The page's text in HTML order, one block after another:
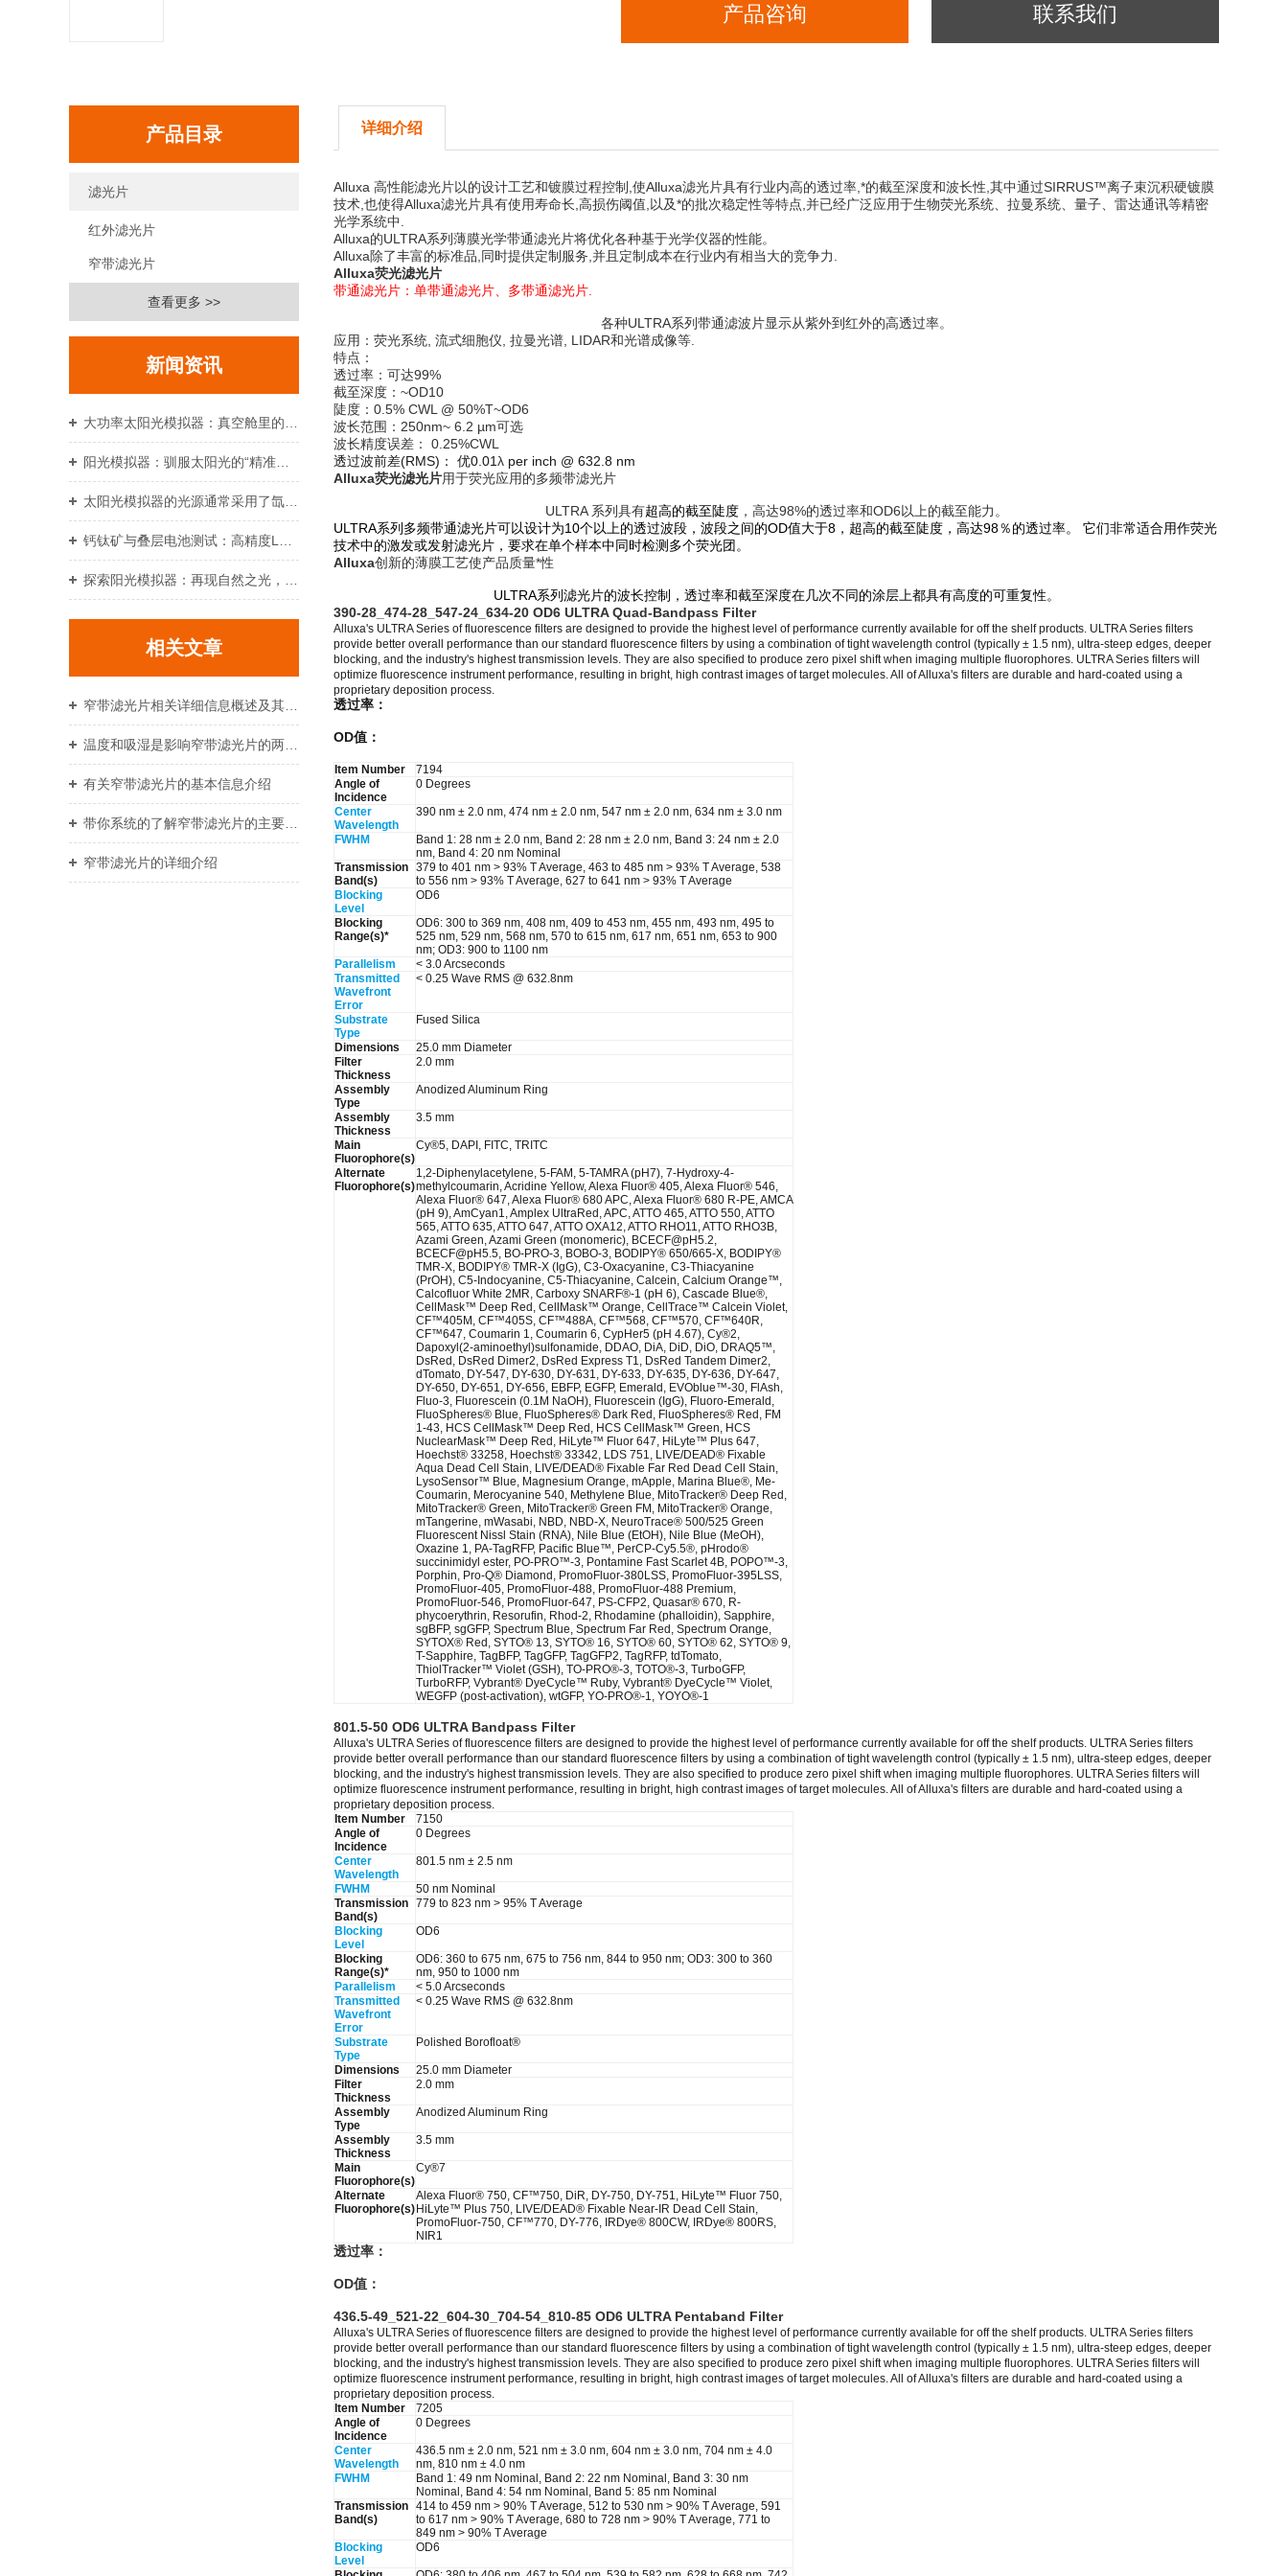
产品咨询 联系我们
产品目录
滤光片
红外滤光片
窄带滤光片
查看更多 >>
新闻资讯
相关文章
有关窄带滤光片的基本信息介绍
窄带滤光片的详细介绍
详细介绍
Alluxa 高性能滤光片以的设计工艺和镀膜过程控制,使Alluxa滤光片具有行业内高的透过率,*的截至深度和波长性,其中通过SIRRUS™离子束沉积硬镀膜
技术,也使得Alluxa滤光片具有使用寿命长,高损伤阈值,以及*的批次稳定性等特点,并已经广泛应用于生物荧光系统、拉曼系统、量子、雷达通讯等精密
光学系统中.
Alluxa的ULTRA系列薄膜光学带通滤光片将优化各种基于光学仪器的性能。
Alluxa除了丰富的标准品,同时提供定制服务,并且定制成本在行业内有相当大的竞争力.
Alluxa荧光滤光片
带通滤光片 ：单带通滤光片、多带通滤光片
各种ULTRA系列带通滤波片显示从紫外到红外的高透过率。
应用：荧光系统, 流式细胞仪, 拉曼光谱, LIDAR和光谱成像等.
特点：
透过率：可达99%
截至深度：~OD10
陡度：0.5% CWL @ 50%T~OD6
波长范围：250nm~ 6.2 µm可选
波长精度误差： 0.25%CWL
透过波前差(RMS)： 优0.01λ per inch @ 632.8 nm
Alluxa荧光滤光片用于荧光应用的多频带滤光片
ULTRA 系列具有超高的截至陡度，高达98%的透过率和OD6以上的截至能力。
ULTRA系列多频带通滤光片可以设计为10个以上的透过波段，波段之间的OD值大于8，超高的截至陡度，高达98％的透过率。 它们非常适合用作荧光
技术中的激发或发射滤光片，要求在单个样本中同时检测多个荧光团。
Alluxa创新的薄膜工艺使产品质量*性
ULTRA系列滤光片的波长控制，透过率和截至深度在几次不同的涂层上都具有高度的可重复性。
390-28_474-28_547-24_634-20 OD6 ULTRA Quad-Bandpass Filter
Alluxa's ULTRA Series of fluorescence filters are designed to provide the highest level of performance currently available for off the shelf products. ULTRA Series filters
provide better overall performance than our standard fluorescence filters by using a combination of tight wavelength control (typically ± 1.5 nm), ultra-steep edges, deeper
blocking, and the industry's highest transmission levels. They are also specified to produce zero pixel shift when imaging multiple fluorophores. ULTRA Series filters will
optimize fluorescence instrument performance, resulting in bright, high contrast images of target molecules. All of Alluxa's filters are durable and hard-coated using a
proprietary deposition process.
透过率：
OD值：
Item Number
7194
Angle of
Incidence
0 Degrees
Center
Wavelength
390 nm ± 2.0 nm, 474 nm ± 2.0 nm, 547 nm ± 2.0 nm, 634 nm ± 3.0 nm
FWHM
Band 1: 28 nm ± 2.0 nm, Band 2: 28 nm ± 2.0 nm, Band 3: 24 nm ± 2.0
nm, Band 4: 20 nm Nominal
Transmission
Band(s)
379 to 401 nm > 93% T Average, 463 to 485 nm > 93% T Average, 538
to 556 nm > 93% T Average, 627 to 641 nm > 93% T Average
Blocking
Level
OD6
Blocking
Range(s)*
OD6: 300 to 369 nm, 408 nm, 409 to 453 nm, 455 nm, 493 nm, 495 to
525 nm, 529 nm, 568 nm, 570 to 615 nm, 617 nm, 651 nm, 653 to 900
nm; OD3: 900 to 1100 nm
Parallelism
< 3.0 Arcseconds
Transmitted
Wavefront
Error
< 0.25 Wave RMS @ 632.8nm
Substrate
Type
Fused Silica
Dimensions
25.0 mm Diameter
Filter
Thickness
2.0 mm
Assembly
Type
Anodized Aluminum Ring
Assembly
Thickness
3.5 mm
Main
Fluorophore(s)
Cy®5, DAPI, FITC, TRITC
Alternate
Fluorophore(s)
1,2-Diphenylacetylene, 5-FAM, 5-TAMRA (pH7), 7-Hydroxy-4-
methylcoumarin, Acridine Yellow, Alexa Fluor® 405, Alexa Fluor® 546,
Alexa Fluor® 647, Alexa Fluor® 680 APC, Alexa Fluor® 680 R-PE, AMCA
(pH 9), AmCyan1, Amplex UltraRed, APC, ATTO 465, ATTO 550, ATTO
565, ATTO 635, ATTO 647, ATTO OXA12, ATTO RHO11, ATTO RHO3B,
Azami Green, Azami Green (monomeric), BCECF@pH5.2,
BCECF@pH5.5, BO-PRO-3, BOBO-3, BODIPY® 650/665-X, BODIPY®
TMR-X, BODIPY® TMR-X (IgG), C3-Oxacyanine, C3-Thiacyanine
(PrOH), C5-Indocyanine, C5-Thiacyanine, Calcein, Calcium Orange™,
Calcofluor White 2MR, Carboxy SNARF®-1 (pH 6), Cascade Blue®,
CellMask™ Deep Red, CellMask™ Orange, CellTrace™ Calcein Violet,
CF™405M, CF™405S, CF™488A, CF™568, CF™570, CF™640R,
CF™647, Coumarin 1, Coumarin 6, CypHer5 (pH 4.67), Cy®2,
Dapoxyl(2-aminoethyl)sulfonamide, DDAO, DiA, DiD, DiO, DRAQ5™,
DsRed, DsRed Dimer2, DsRed Express T1, DsRed Tandem Dimer2,
dTomato, DY-547, DY-630, DY-631, DY-633, DY-635, DY-636, DY-647,
DY-650, DY-651, DY-656, EBFP, EGFP, Emerald, EVOblue™-30, FlAsh,
Fluo-3, Fluorescein (0.1M NaOH), Fluorescein (IgG), Fluoro-Emerald,
FluoSpheres® Blue, FluoSpheres® Dark Red, FluoSpheres® Red, FM
1-43, HCS CellMask™ Deep Red, HCS CellMask™ Green, HCS
NuclearMask™ Deep Red, HiLyte™ Fluor 647, HiLyte™ Plus 647,
Hoechst® 33258, Hoechst® 33342, LDS 751, LIVE/DEAD® Fixable
Aqua Dead Cell Stain, LIVE/DEAD® Fixable Far Red Dead Cell Stain,
LysoSensor™ Blue, Magnesium Orange, mApple, Marina Blue®, Me-
Coumarin, Merocyanine 540, Methylene Blue, MitoTracker® Deep Red,
MitoTracker® Green, MitoTracker® Green FM, MitoTracker® Orange,
mTangerine, mWasabi, NBD, NBD-X, NeuroTrace® 500/525 Green
Fluorescent Nissl Stain (RNA), Nile Blue (EtOH), Nile Blue (MeOH),
Oxazine 1, PA-TagRFP, Pacific Blue™, PerCP-Cy5.5®, pHrodo®
succinimidyl ester, PO-PRO™-3, Pontamine Fast Scarlet 4B, POPO™-3,
Porphin, Pro-Q® Diamond, PromoFluor-380LSS, PromoFluor-395LSS,
PromoFluor-405, PromoFluor-488, PromoFluor-488 Premium,
PromoFluor-546, PromoFluor-647, PS-CFP2, Quasar® 670, R-
phycoerythrin, Resorufin, Rhod-2, Rhodamine (phalloidin), Sapphire,
sgBFP, sgGFP, Spectrum Blue, Spectrum Far Red, Spectrum Orange,
SYTOX® Red, SYTO® 13, SYTO® 16, SYTO® 60, SYTO® 62, SYTO® 9,
T-Sapphire, TagBFP, TagGFP, TagGFP2, TagRFP, tdTomato,
ThiolTracker™ Violet (GSH), TO-PRO®-3, TOTO®-3, TurboGFP,
TurboRFP, Vybrant® DyeCycle™ Ruby, Vybrant® DyeCycle™ Violet,
WEGFP (post-activation), wtGFP, YO-PRO®-1, YOYO®-1
801.5-50 OD6 ULTRA Bandpass Filter
Alluxa's ULTRA Series of fluorescence filters are designed to provide the highest level of performance currently available for off the shelf products. ULTRA Series filters
provide better overall performance than our standard fluorescence filters by using a combination of tight wavelength control (typically ± 1.5 nm), ultra-steep edges, deeper
blocking, and the industry's highest transmission levels. They are also specified to produce zero pixel shift when imaging multiple fluorophores. ULTRA Series filters will
optimize fluorescence instrument performance, resulting in bright, high contrast images of target molecules. All of Alluxa's filters are durable and hard-coated using a
proprietary deposition process.
Item Number
7150
Angle of
Incidence
0 Degrees
Center
Wavelength
801.5 nm ± 2.5 nm
FWHM
50 nm Nominal
Transmission
Band(s)
779 to 823 nm > 95% T Average
Blocking
Level
OD6
Blocking
Range(s)*
OD6: 360 to 675 nm, 675 to 756 nm, 844 to 950 nm; OD3: 300 to 360
nm, 950 to 1000 nm
Parallelism
< 5.0 Arcseconds
Transmitted
Wavefront
Error
< 0.25 Wave RMS @ 632.8nm
Substrate
Type
Polished Borofloat®
Dimensions
25.0 mm Diameter
Filter
Thickness
2.0 mm
Assembly
Type
Anodized Aluminum Ring
Assembly
Thickness
3.5 mm
Main
Fluorophore(s)
Cy®7
Alternate
Fluorophore(s)
Alexa Fluor® 750, CF™750, DiR, DY-750, DY-751, HiLyte™ Fluor 750,
HiLyte™ Plus 750, LIVE/DEAD® Fixable Near-IR Dead Cell Stain,
PromoFluor-750, CF™770, DY-776, IRDye® 800CW, IRDye® 800RS,
NIR1
透过率：
OD值：
436.5-49_521-22_604-30_704-54_810-85 OD6 ULTRA Pentaband Filter
Alluxa's ULTRA Series of fluorescence filters are designed to provide the highest level of performance currently available for off the shelf products. ULTRA Series filters
provide better overall performance than our standard fluorescence filters by using a combination of tight wavelength control (typically ± 1.5 nm), ultra-steep edges, deeper
blocking, and the industry's highest transmission levels. They are also specified to produce zero pixel shift when imaging multiple fluorophores. ULTRA Series filters will
optimize fluorescence instrument performance, resulting in bright, high contrast images of target molecules. All of Alluxa's filters are durable and hard-coated using a
proprietary deposition process.
Item Number
7205
Angle of
Incidence
0 Degrees
Center
Wavelength
436.5 nm ± 2.0 nm, 521 nm ± 3.0 nm, 604 nm ± 3.0 nm, 704 nm ± 4.0
nm, 810 nm ± 4.0 nm
FWHM
Band 1: 49 nm Nominal, Band 2: 22 nm Nominal, Band 3: 30 nm
Nominal, Band 4: 54 nm Nominal, Band 5: 85 nm Nominal
Transmission
Band(s)
414 to 459 nm > 90% T Average, 512 to 530 nm > 90% T Average, 591
to 617 nm > 90% T Average, 680 to 728 nm > 90% T Average, 771 to
849 nm > 90% T Average
Blocking
Level
OD6